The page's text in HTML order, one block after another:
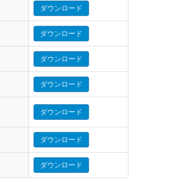
ダウンロード
ダウンロード
ダウンロード
ダウンロード
ダウンロード
ダウンロード
ダウンロード